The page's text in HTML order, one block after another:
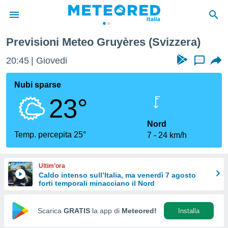
di
per
le
di
Web
Previsioni Meteo Gruyères (Svizzera)
20:45 Giovedi ...
Nubi sparse
23°
Temp. percepita 25°
Nord
7
24 km/h
Ultim’ora
Caldo intenso sull’Italia, ma venerdì 7 agosto
forti temporali minacciano il Nord
Scarica GRATIS la app di Meteored! Installa